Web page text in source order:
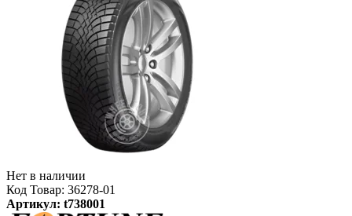
Нет в наличии
Код Товар: 36278-01
Артикул: t738001